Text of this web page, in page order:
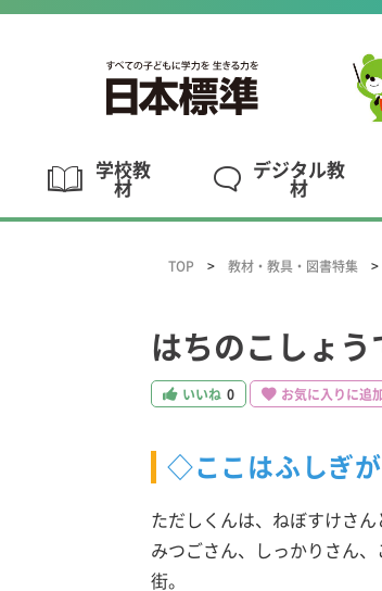
学校教
材
デジタル教
材
TOP 教材・教具・図書特集
はちのこしょ
いいね 0 お気に入りに追
◇ここはふしぎが
ただしくんは、ねぼすけさ
みつごさん、しっかりさん
街。